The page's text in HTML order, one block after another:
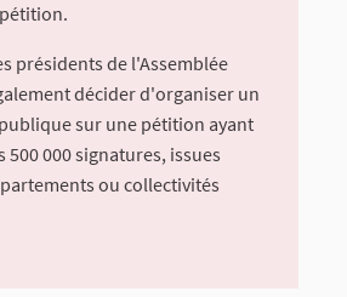
présidents de l'Assemblée
décider d'organiser un
sur une pétition ayant
000 signatures, issues
ou collectivités